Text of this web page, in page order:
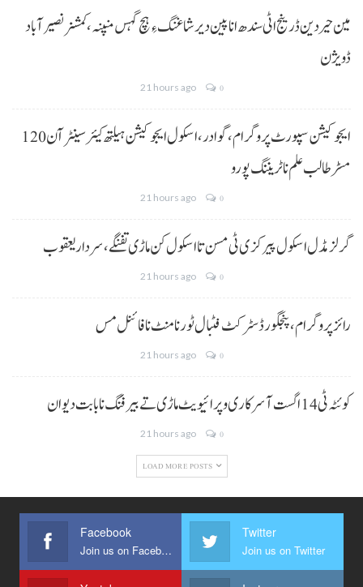
مین حیردین ڈرینج اٹی سندھ انا پین دیر شاغنگ ءِ ہچ گہس منپنہ،کمشنر نصیرآباد
ڈویژن
21 hours ago 0
ایجوکیشن سپورٹ پروگرام،گوادر، اسکول ایجوکیشن ہیلتھ کیئر سینٹر آن 120
مسڑ طالب علم نا ٹریننگ پورو
21 hours ago 0
گرلز مڈل اسکول پیرکزی ٹی مسن تا اسکول کن ماڑی تفنگے، سردار یعقوب
21 hours ago 0
رائز پروگرام، پنجگور ڈسٹرکٹ فٹبال ٹورنامنٹ نا فائنل مس
21 hours ago 0
کوئٹہ ٹی 14 اگست آ سرکاری و پرائیویٹ ماڑی تے بیرفنگ نا بابت دیوان
21 hours ago 0
LOAD MORE POSTS
Facebook
Join us on Facebook
Twitter
Join us on Twitter